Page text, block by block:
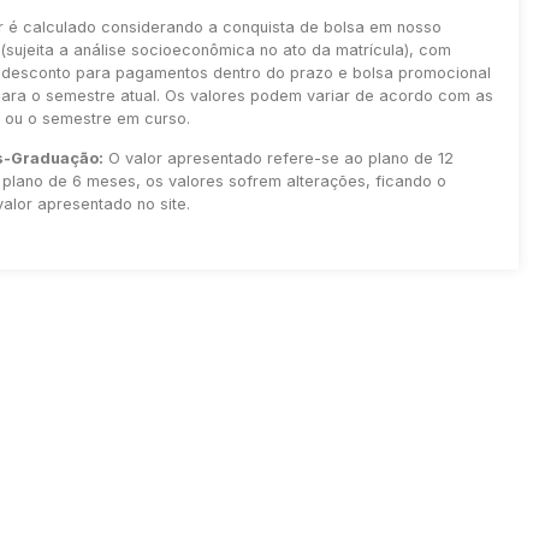
é calculado considerando a conquista de bolsa em nosso
a análise socioeconômica no ato da matrícula), com
para pagamentos dentro do prazo e bolsa promocional
o semestre atual. Os valores podem variar de acordo com as
ou o semestre em curso.
Graduação: O valor apresentado refere-se ao plano de 12
plano de 6 meses, os valores sofrem alterações, ficando o
apresentado no site.